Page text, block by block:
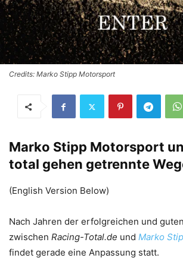
Credits: Marko Stipp Motorsport
Marko Stipp Motorsport
total gehen getrennte
(English Version Below)
Nach Jahren der erfolgreichen und
zwischen Racing-Total.de und Marko
findet gerade eine Anpassung statt.